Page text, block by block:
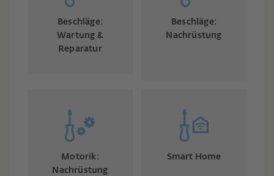
Beschläge:
Wartung &
Reparatur
Beschläge:
Nachrüstung
Motorik:
Nachrüstung
Smart Home